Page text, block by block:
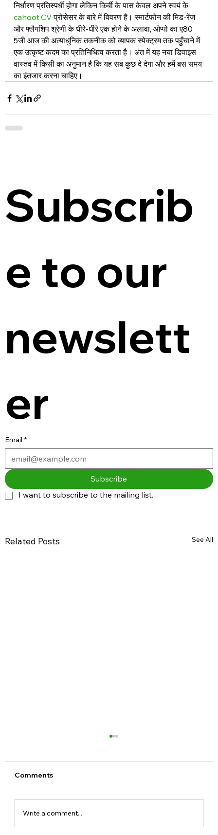
निर्धारण प्रतिस्पर्धी होगा लेकिन किर्बी के पास केवल अपने स्वयं के
cahoot.CV प्रोसेसर के बारे में विवरण है। स्मार्टफोन की मिड-रेंज
और फ्लैगशिप श्रेणी के धीरे-धीरे एक होने के अलावा, ओप्पो का ए80
5जी आज की अत्याधुनिक तकनीक को व्यापक स्पेक्ट्रम तक पहुँचाने में
एक उत्कृष्ट कदम का प्रतिनिधित्व करता है। अंत में यह नया डिवाइस
वास्तव में किसी का अनुमान है कि यह सब कुछ दे देगा और हमें बस समय
का इंतजार करना चाहिए।
Subscrib
e to our
newslett
er
Email *
Subscribe
I want to subscribe to the mailing list.
Related Posts See All
Comments
Write a comment...